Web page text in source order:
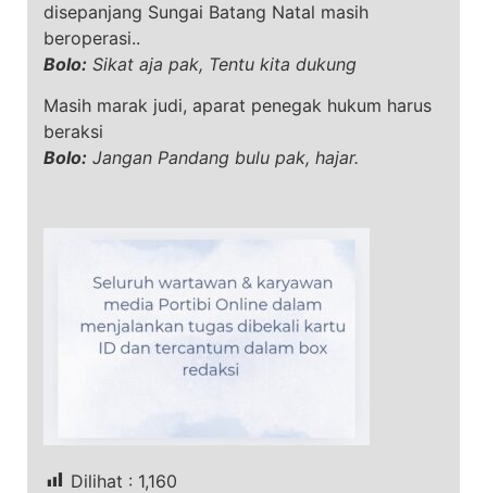
disepanjang Sungai Batang Natal masih
beroperasi..
Bolo: Sikat aja pak, Tentu kita dukung
Masih marak judi, aparat penegak hukum harus
beraksi
Bolo: Jangan Pandang bulu pak, hajar.
Dilihat : 1,160